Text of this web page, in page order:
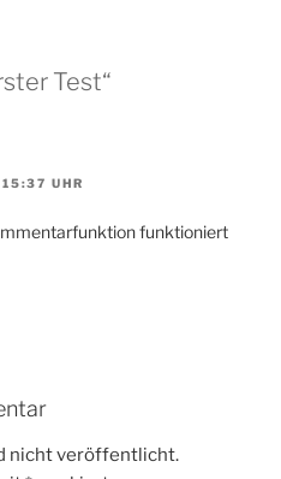
Test“
UHR
funktioniert
nicht veröffentlicht.